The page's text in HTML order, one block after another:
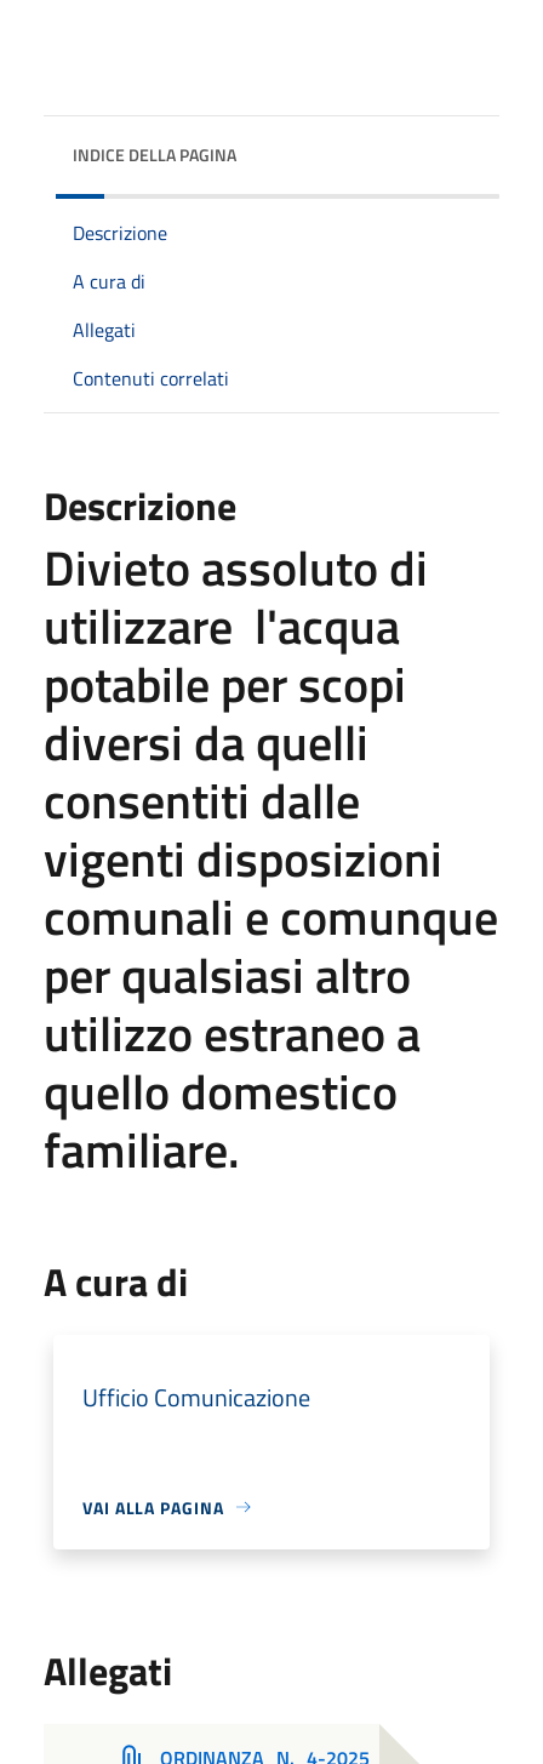
INDICE DELLA PAGINA
Descrizione
A cura di
Allegati
Contenuti correlati
Descrizione
Divieto assoluto di
utilizzare l'acqua
potabile per scopi
diversi da quelli
consentiti dalle
vigenti disposizioni
comunali e comunque
per qualsiasi altro
utilizzo estraneo a
quello domestico
familiare.
A cura di
Ufficio Comunicazione
VAI ALLA PAGINA
Allegati
ORDINANZA_N._4-2025